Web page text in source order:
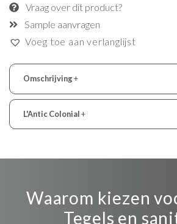
Vraag over dit product?
Sample aanvragen
Voeg toe aan verlanglijst
Omschrijving+
L'Antic Colonial+
Waarom kiezen
Tegels en